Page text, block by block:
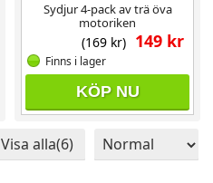
Sydjur 4-pack av trä öva
motoriken
149 kr
(169 kr)
Finns i lager
KÖP NU
Visa alla(6)